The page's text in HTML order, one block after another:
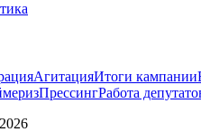
АгитацияИтоги кампании
ПрессингРабота